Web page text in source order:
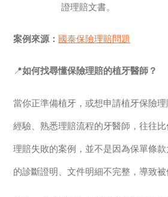
證理賠文書。
案例來源： 國泰保險理賠問題
📍如何找尋懂保險理賠的植牙醫師？
當你正準備植牙，或想申請植牙保險
經驗、熟悉理賠流程的牙醫師，往往
理賠失敗的案例，並不是因為保單條
的診斷證明、文件明細不完整，導致被